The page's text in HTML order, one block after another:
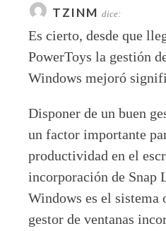
TZINM dice:
Es cierto, desde que
PowerToys la gestión
Windows mejoró
Disponer de un buen
un factor importante
productividad en el
incorporación de Snap
Windows es el sistema
gestor de ventanas